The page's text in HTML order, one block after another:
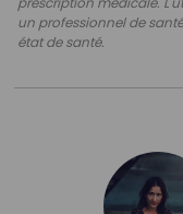
un professionnel de
état de santé.